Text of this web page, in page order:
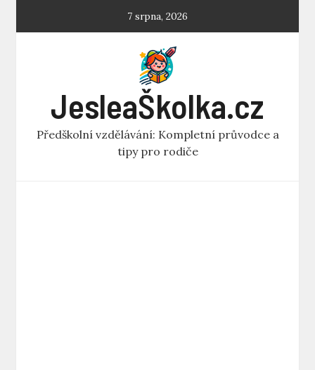
7 srpna, 2026
JesleaŠkolka.cz
Předškolní vzdělávání: Kompletní průvodce a
tipy pro rodiče